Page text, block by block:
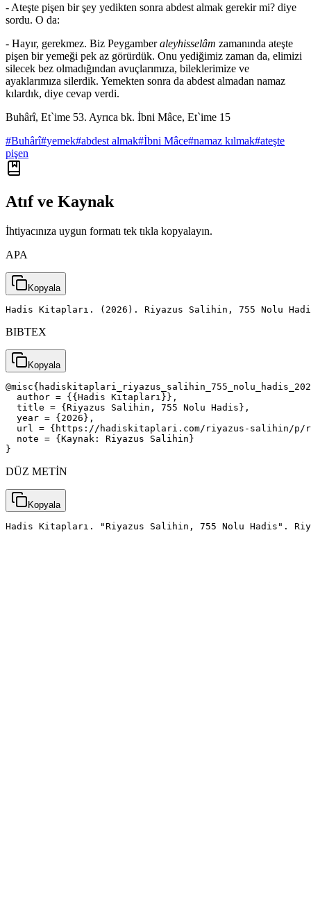
- Ateşte pişen bir şey yedikten sonra abdest almak gerekir mi? diye
sordu. O da:
- Hayır, gerekmez. Biz Peygamberaleyhisselâm zamanında ateşte
pişen bir yemeği pek az görürdük. Onu yediğimiz zaman da, elimizi
silecek bez olmadığından avuçlarımıza, bileklerimize ve
ayaklarımıza silerdik. Yemekten sonra da abdest almadan namaz
kılardık, diye cevap verdi.
Buhârî, Et`ime 53. Ayrıca bk. İbni Mâce, Et`ime 15
#Buhârî#yemek#abdest almak#İbni Mâce#namaz kılmak#ateşte
pişen
Atıf ve Kaynak
İhtiyacınıza uygun formatı tek tıkla kopyalayın.
APA
Kopyala
Hadis Kitapları. (2026). Riyazus Salihin, 755 Nolu
BIBTEX
Kopyala
  author = {{Hadis Kitapları}},
  title = {Riyazus Salihin, 755 Nolu Hadis},
  year = {2026},
url = {https://hadiskitaplari.com/riyazus-salihin/
  note = {Kaynak: Riyazus Salihin}
}
DÜZ METİN
Kopyala
Hadis Kitapları. "Riyazus Salihin, 755 Nolu Hadis".